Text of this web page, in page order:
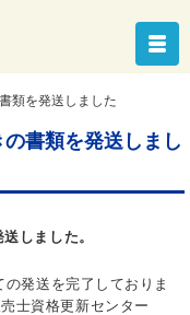
類を発送しました
書類を発送しまし
しました。
発送を完了しておりま
士資格更新センター